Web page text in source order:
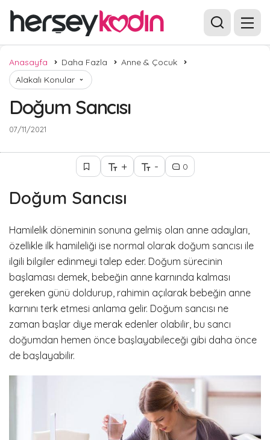
Anasayfa Daha Fazla
Anne & Çocuk
Alakalı Konular
Doğum Sancısı
07/11/2021
+ - 0
Doğum Sancısı
Hamilelik döneminin sonuna gelmiş olan anne adayları,
özellikle ilk hamileliği ise normal olarak doğum sancısı ile
ilgili bilgiler edinmeyi talep eder. Doğum sürecinin
başlaması demek, bebeğin anne karnında kalması
gereken günü doldurup, rahimin açılarak bebeğin anne
karnını terk etmesi anlama gelir. Doğum sancısı ne
zaman başlar diye merak edenler olabilir, bu sancı
doğumdan hemen önce başlayabileceği gibi daha önce
de başlayabilir.